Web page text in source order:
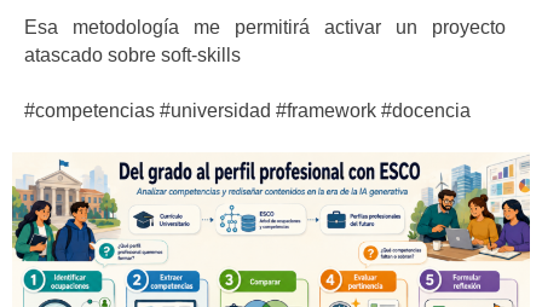
Esa metodología me permitirá activar un proyecto
atascado sobre soft-skills
#competencias #universidad #framework #docencia